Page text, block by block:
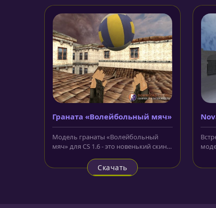
Граната «Волейбольный мяч»
Модель гранаты «Волейбольный
мяч» для CS 1.6 - это новенький скин
Скачать